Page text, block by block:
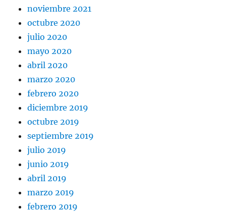
noviembre 2021
octubre 2020
julio 2020
mayo 2020
abril 2020
marzo 2020
febrero 2020
diciembre 2019
octubre 2019
septiembre 2019
julio 2019
junio 2019
abril 2019
marzo 2019
febrero 2019